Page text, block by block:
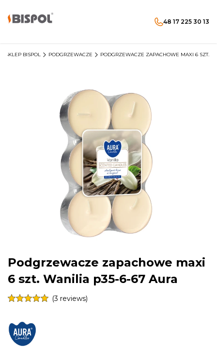
48 17 225 30 13
SKLEP BISPOL PODGRZEWACZE PODGRZEWACZE ZAPACHOWE MAXI 6 SZT.
Podgrzewacze zapachowe maxi
6 szt. Wanilia p35-6-67 Aura
(3 reviews)